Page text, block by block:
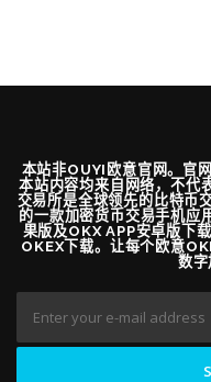
本站非OUYI欧意官网。官
本站内容均来自网络，不代
交易所是全球领先的比特币
的一款加密货币交易手机应
果版及OKX APP安卓版下
OKEX下载。让每个欧意
数字